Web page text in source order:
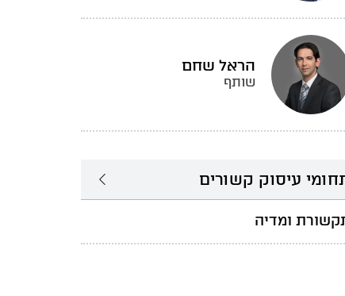
הראל שחם
שותף
עיסוק קשורים
ומדיה